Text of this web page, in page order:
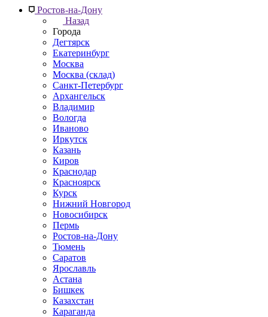
Ростов-на-Дону
Назад
Города
Дегтярск
Екатеринбург
Москва
Москва (склад)
Санкт-Петербург
Архангельск
Владимир
Вологда
Иваново
Иркутск
Казань
Киров
Краснодар
Красноярск
Курск
Нижний Новгород
Новосибирск
Пермь
Ростов-на-Дону
Тюмень
Саратов
Ярославль
Астана
Бишкек
Казахстан
Караганда